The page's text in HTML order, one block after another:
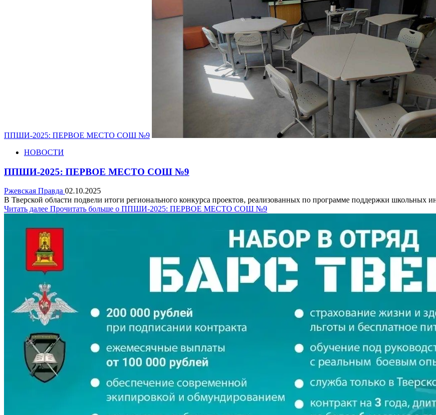
ППШИ-2025: ПЕРВОЕ МЕСТО СОШ №9
НОВОСТИ
ППШИ-2025: ПЕРВОЕ МЕСТО СОШ №9
Ржевская Правда 02.10.2025
В Тверской области подвели итоги регионального конкурса проектов, реализованных по программе поддержки
Читать далее Прочитать больше о ППШИ-2025: ПЕРВОЕ МЕСТО СОШ №9